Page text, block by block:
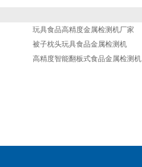
玩具食品高精度金属检测机厂家
被子枕头玩具食品金属检测机
高精度智能翻板式食品金属检测机